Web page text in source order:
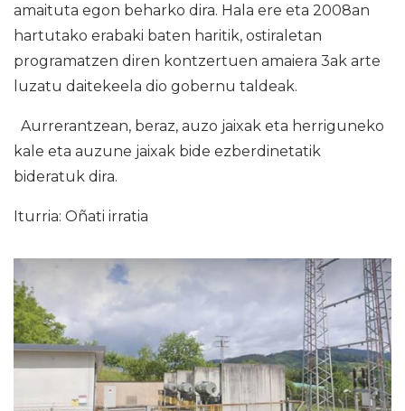
amaituta egon beharko dira. Hala ere eta 2008an
hartutako erabaki baten haritik, ostiraletan
programatzen diren kontzertuen amaiera 3ak arte
luzatu daitekeela dio gobernu taldeak.
Aurrerantzean, beraz, auzo jaixak eta herriguneko
kale eta auzune jaixak bide ezberdinetatik
bideratuk dira.
Iturria: Oñati irratia